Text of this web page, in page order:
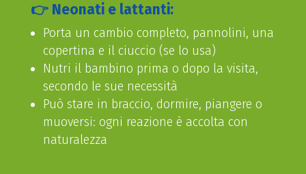
👉 Neonati e lattanti:
Porta un cambio completo, pannolini, una
copertina e il ciuccio (se lo usa)
Nutri il bambino prima o dopo la visita,
secondo le sue necessità
Può stare in braccio, dormire, piangere o
muoversi: ogni reazione è accolta con
naturalezza